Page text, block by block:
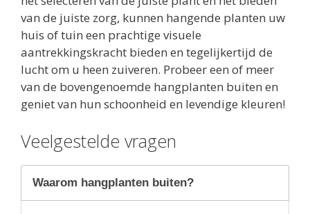
van de juiste zorg, kunnen hangende planten uw
huis of tuin een prachtige visuele
aantrekkingskracht bieden en tegelijkertijd de
lucht om u heen zuiveren. Probeer een of meer
van de bovengenoemde hangplanten buiten en
geniet van hun schoonheid en levendige kleuren!
Veelgestelde vragen
Waarom hangplanten buiten?